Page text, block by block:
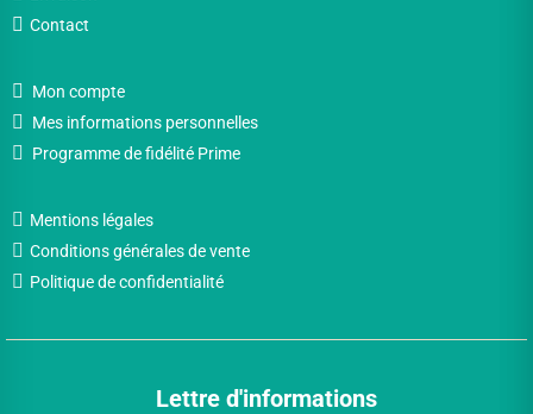
Contact
Mon compte
Mes informations personnelles
Programme de fidélité Prime
Mentions légales
Conditions générales de vente
Politique de confidentialité
Lettre d'informations